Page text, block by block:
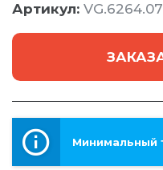
Артикул: VG.6264.07
Минимальный